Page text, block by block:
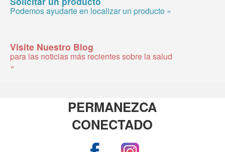
Podemos ayudarte en localizar un producto »
Visite Nuestro Blog
para las noticias más recientes sobre la salud
»
PERMANEZCA
CONECTADO